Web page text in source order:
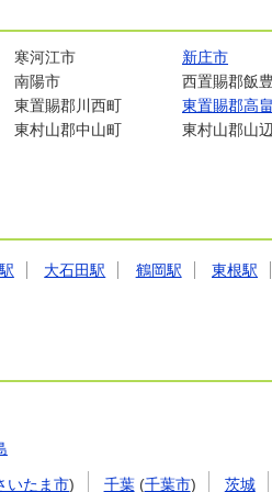
寒河江市
新庄市
南陽市
西置賜郡飯
東置賜郡川西町
東置賜郡高
東村山郡中山町
東村山郡山
大石田駅 鶴岡駅
東根駅
いたま市) 千葉(千葉市) 茨城